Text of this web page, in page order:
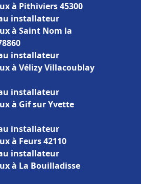
à Pithiviers 45300
installateur
à Saint Nom la
installateur
à Vélizy Villacoublay
installateur
à Gif sur Yvette
installateur
à Feurs 42110
installateur
à La Bouilladisse